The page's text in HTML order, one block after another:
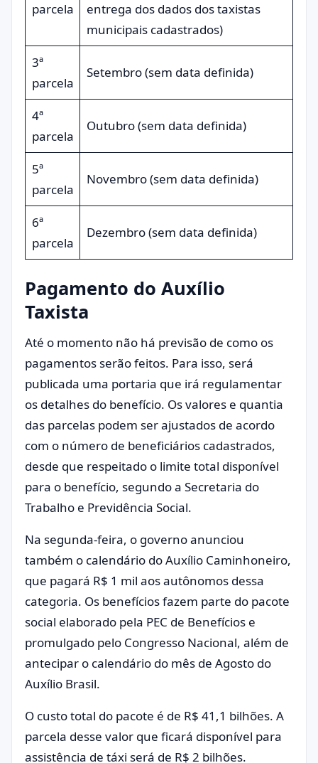
parcela
entrega dos dados dos taxistas
municipais cadastrados)
3ª
parcela
Setembro (sem data definida)
4ª
parcela
Outubro (sem data definida)
5ª
parcela
Novembro (sem data definida)
6ª
parcela
Dezembro (sem data definida)
Pagamento do Auxílio
Taxista
Até o momento não há previsão de como os
pagamentos serão feitos. Para isso, será
publicada uma portaria que irá regulamentar
os detalhes do benefício. Os valores e quantia
das parcelas podem ser ajustados de acordo
com o número de beneficiários cadastrados,
desde que respeitado o limite total disponível
para o benefício, segundo a Secretaria do
Trabalho e Previdência Social.
Na segunda-feira, o governo anunciou
também o calendário do Auxílio Caminhoneiro,
que pagará R$ 1 mil aos autônomos dessa
categoria. Os benefícios fazem parte do pacote
social elaborado pela PEC de Benefícios e
promulgado pelo Congresso Nacional, além de
antecipar o calendário do mês de Agosto do
Auxílio Brasil.
O custo total do pacote é de R$ 41,1 bilhões. A
parcela desse valor que ficará disponível para
assistência de táxi será de R$ 2 bilhões.